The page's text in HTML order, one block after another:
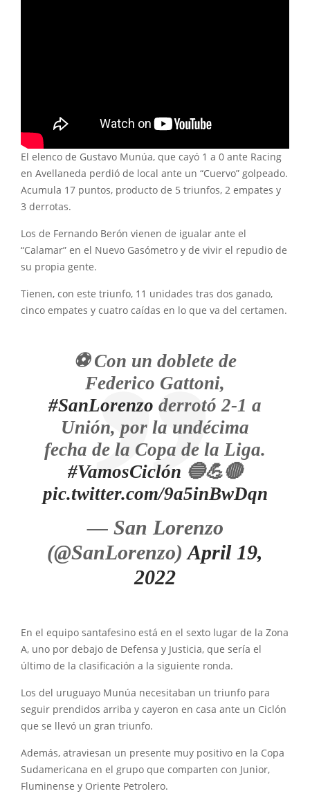
El elenco de Gustavo Munúa, que cayó 1 a 0 ante Racing
en Avellaneda perdió de local ante un “Cuervo” golpeado.
Acumula 17 puntos, producto de 5 triunfos, 2 empates y
3 derrotas.
Los de Fernando Berón vienen de igualar ante el
“Calamar” en el Nuevo Gasómetro y de vivir el repudio de
su propia gente.
Tienen, con este triunfo, 11 unidades tras dos ganado,
cinco empates y cuatro caídas en lo que va del certamen.
⚽ Con un doblete de
Federico Gattoni,
#SanLorenzo derrotó 2-1 a
Unión, por la undécima
fecha de la Copa de la Liga.
#VamosCiclón 🔵💪🔴
pic.twitter.com/9a5inBwDqn
— San Lorenzo
(@SanLorenzo)April 19,
2022
En el equipo santafesino está en el sexto lugar de la Zona
A, uno por debajo de Defensa y Justicia, que sería el
último de la clasificación a la siguiente ronda.
Los del uruguayo Munúa necesitaban un triunfo para
seguir prendidos arriba y cayeron en casa ante un Ciclón
que se llevó un gran triunfo.
Además, atraviesan un presente muy positivo en la Copa
Sudamericana en el grupo que comparten con Junior,
Fluminense y Oriente Petrolero.